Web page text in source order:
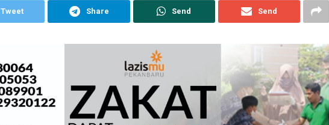
Tweet Share Send Send